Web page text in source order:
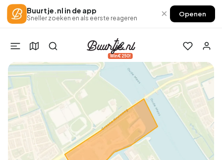
Buurtje.nl in de app
Sneller zoeken en als eerste reageren × Openen
Win €250!